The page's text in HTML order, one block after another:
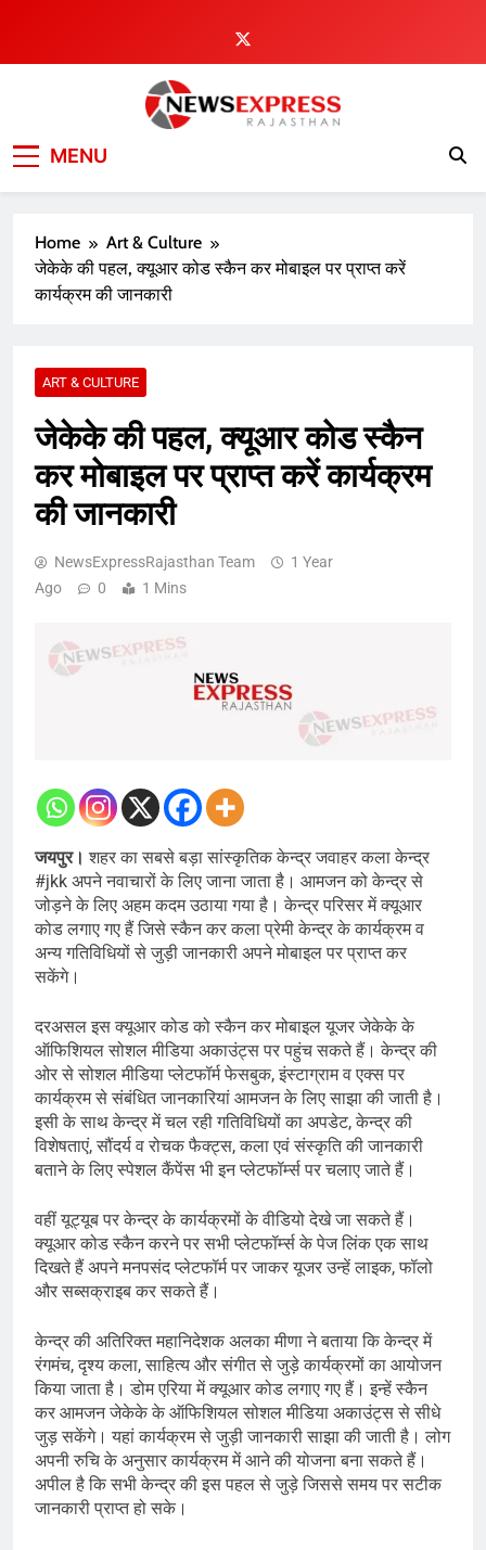
content
MENU
Home
Art & Culture
जेकेके की पहल, क्यूआर कोड स्कैन कर मोबाइल पर प्राप्त करें
कार्यक्रम की जानकारी
ART & CULTURE
जेकेके की पहल, क्यूआर कोड स्कैन
कर मोबाइल पर प्राप्त करें कार्यक्रम
की जानकारी
NewsExpressRajasthan Team
1 Year
Ago
0 1 Mins
जयपुर।शहर का सबसे बड़ा सांस्कृतिक केन्द्र जवाहर कला केन्द्र
#jkk अपने नवाचारों के लिए जाना जाता है। आमजन को केन्द्र से
जोड़ने के लिए अहम कदम उठाया गया है। केन्द्र परिसर में क्यूआर
कोड लगाए गए हैं जिसे स्कैन कर कला प्रेमी केन्द्र के कार्यक्रम व
अन्य गतिविधियों से जुड़ी जानकारी अपने मोबाइल पर प्राप्त कर
सकेंगे।
दरअसल इस क्यूआर कोड को स्कैन कर मोबाइल यूजर जेकेके के
ऑफिशियल सोशल मीडिया अकाउंट्स पर पहुंच सकते हैं। केन्द्र की
ओर से सोशल मीडिया प्लेटफॉर्म फेसबुक, इंस्टाग्राम व एक्स पर
कार्यक्रम से संबंधित जानकारियां आमजन के लिए साझा की जाती है।
इसी के साथ केन्द्र में चल रही गतिविधियों का अपडेट, केन्द्र की
विशेषताएं, सौंदर्य व रोचक फैक्ट्स, कला एवं संस्कृति की जानकारी
बताने के लिए स्पेशल कैंपेंस भी इन प्लेटफॉर्म्स पर चलाए जाते हैं।
वहीं यूट्यूब पर केन्द्र के कार्यक्रमों के वीडियो देखे जा सकते हैं।
क्यूआर कोड स्कैन करने पर सभी प्लेटफॉर्म्स के पेज लिंक एक साथ
दिखते हैं अपने मनपसंद प्लेटफॉर्म पर जाकर यूजर उन्हें लाइक, फॉलो
और सब्सक्राइब कर सकते हैं।
केन्द्र की अतिरिक्त महानिदेशक अलका मीणा ने बताया कि केन्द्र में
रंगमंच, दृश्य कला, साहित्य और संगीत से जुड़े कार्यक्रमों का आयोजन
किया जाता है। डोम एरिया में क्यूआर कोड लगाए गए हैं। इन्हें स्कैन
कर आमजन जेकेके के ऑफिशियल सोशल मीडिया अकाउंट्स से सीधे
जुड़ सकेंगे। यहां कार्यक्रम से जुड़ी जानकारी साझा की जाती है। लोग
अपनी रुचि के अनुसार कार्यक्रम में आने की योजना बना सकते हैं।
अपील है कि सभी केन्द्र की इस पहल से जुड़े जिससे समय पर सटीक
जानकारी प्राप्त हो सके।